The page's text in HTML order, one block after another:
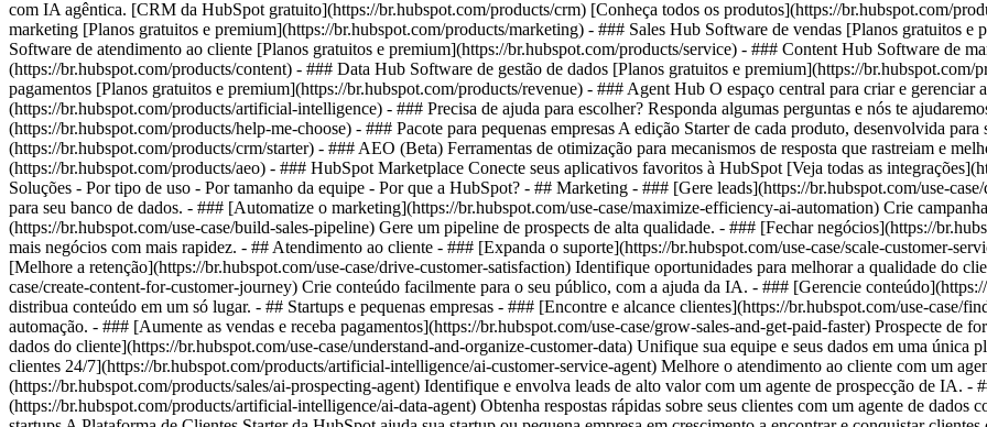
com IA agêntica. [CRM da HubSpot gratuito](https://br.hubspot.com/products/crm) [Conheça todos os produtos](https://br.hubspot.com/
marketing [Planos gratuitos e premium](https://br.hubspot.com/products/marketing) - ### Sales Hub Software de vendas [Planos gratuitos
Software de atendimento ao cliente [Planos gratuitos e premium](https://br.hubspot.com/products/service) - ### Content Hub Software de
(https://br.hubspot.com/products/content) - ### Data Hub Software de gestão de dados [Planos gratuitos e premium](https://
pagamentos [Planos gratuitos e premium](https://br.hubspot.com/products/revenue) - ### Agent Hub O espaço central para criar e gerenciar
(https://br.hubspot.com/products/artificial-intelligence) - ### Precisa de ajuda para escolher? Responda algumas perguntas e nós te
(https://br.hubspot.com/products/help-me-choose) - ### Pacote para pequenas empresas A edição Starter de cada produto, desenvolvida para
(https://br.hubspot.com/products/crm/starter) - ### AEO (Beta) Ferramentas de otimização para mecanismos de resposta que rastreiam e
(https://br.hubspot.com/products/aeo) - ### HubSpot Marketplace Conecte seus aplicativos favoritos à HubSpot [Veja todas as
Soluções - Por tipo de uso - Por tamanho da equipe - Por que a HubSpot? - ## Marketing - ### [Gere leads](https://br.hubspot.com/use-
para seu banco de dados. - ### [Automatize o marketing](https://br.hubspot.com/use-case/maximize-efficiency-ai-automation) Crie
(https://br.hubspot.com/use-case/build-sales-pipeline) Gere um pipeline de prospects de alta qualidade. - ### [Fechar negócios](https://
mais negócios com mais rapidez. - ## Atendimento ao cliente - ### [Expanda o suporte](https://br.hubspot.com/use-case/scale-customer-
[Melhore a retenção](https://br.hubspot.com/use-case/drive-customer-satisfaction) Identifique oportunidades para melhorar a qualidade do
case/create-content-for-customer-journey) Crie conteúdo facilmente para o seu público, com a ajuda da IA. - ### [Gerencie
distribua conteúdo em um só lugar. - ## Startups e pequenas empresas - ### [Encontre e alcance clientes](https://br.hubspot.com/use-case/
automação. - ### [Aumente as vendas e receba pagamentos](https://br.hubspot.com/use-case/grow-sales-and-get-paid-faster) Prospecte de
dados do cliente](https://br.hubspot.com/use-case/understand-and-organize-customer-data) Unifique sua equipe e seus dados em uma
clientes 24/7](https://br.hubspot.com/products/artificial-intelligence/ai-customer-service-agent) Melhore o atendimento ao cliente com um
(https://br.hubspot.com/products/sales/ai-prospecting-agent) Identifique e envolva leads de alto valor com um agente de prospecção de IA. -
(https://br.hubspot.com/products/artificial-intelligence/ai-data-agent) Obtenha respostas rápidas sobre seus clientes com um agente de dados